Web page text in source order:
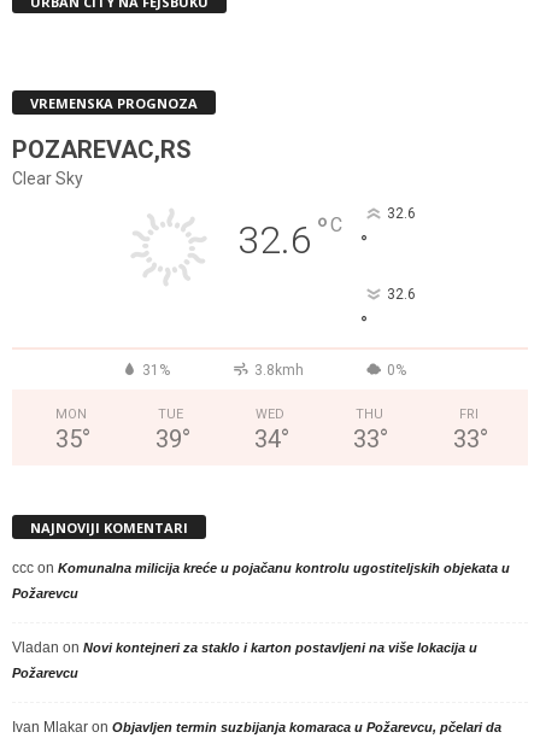
VREMENSKA PROGNOZA
POZAREVAC,RS
Clear Sky
32.6 °C 32.6
°
32.6
°
31% 3.8kmh 0%
MON
35°
TUE
39°
WED
34°
THU
33°
FRI
33°
NAJNOVIJI KOMENTARI
ccc on Komunalna milicija kreće u pojačanu kontrolu ugostiteljskih objekata u
Požarevcu
Vladan on Novi kontejneri za staklo i karton postavljeni na više lokacija u
Požarevcu
Ivan Mlakar on Objavljen termin suzbijanja komaraca u Požarevcu, pčelari da